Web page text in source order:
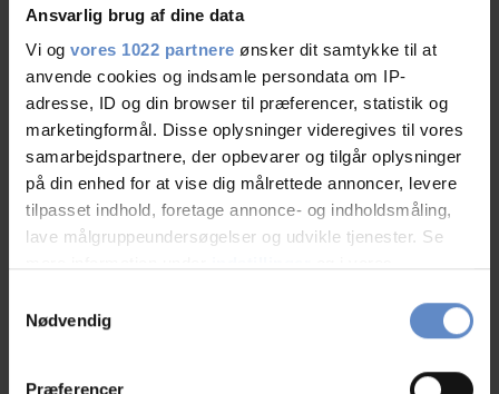
Ansvarlig brug af dine data
Vi og vores 1022 partnere ønsker dit samtykke til at
anvende cookies og indsamle persondata om IP-
adresse, ID og din browser til præferencer, statistik og
marketingformål. Disse oplysninger videregives til vores
samarbejdspartnere, der opbevarer og tilgår oplysninger
på din enhed for at vise dig målrettede annoncer, levere
tilpasset indhold, foretage annonce- og indholdsmåling,
lave målgruppeundersøgelser og udvikle tjenester. Se
tilbage eller ændre indstillinger fra vores
"Cookiedeklaration", eller ved at trykke på "Privacy
Nødvendig
Præferencer
Info
Antal senge 110
Antal værelser 27
Antal værelser med bad og/eller toilet 27
Antal værelser uden bad og/eller toilet 0